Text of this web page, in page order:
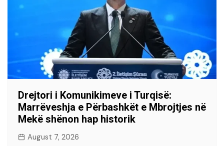
Drejtori i Komunikimeve i Turqisë:
Marrëveshja e Përbashkët e Mbrojtjes në
Mekë shënon hap historik
August 7, 2026